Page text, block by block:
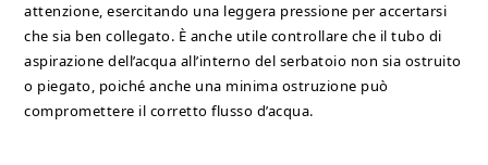
attenzione, esercitando una leggera pressione per accertarsi
che sia ben collegato. È anche utile controllare che il tubo di
aspirazione dell’acqua all’interno del serbatoio non sia ostruito
o piegato, poiché anche una minima ostruzione può
compromettere il corretto flusso d’acqua.